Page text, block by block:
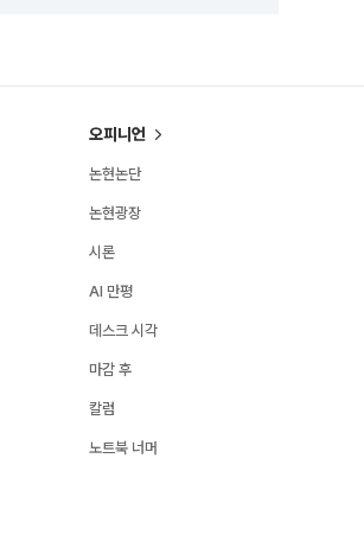
오피니언
논현논단
논현광장
시론
AI 만평
데스크 시각
마감 후
칼럼
노트북 너머